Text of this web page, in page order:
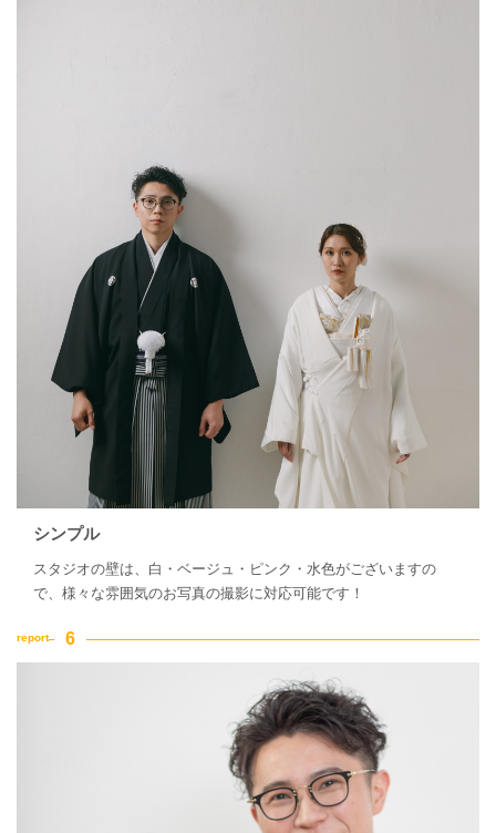
シンプル
スタジオの壁は、白・ベージュ・ピンク・水色がございますの
で、様々な雰囲気のお写真の撮影に対応可能です！